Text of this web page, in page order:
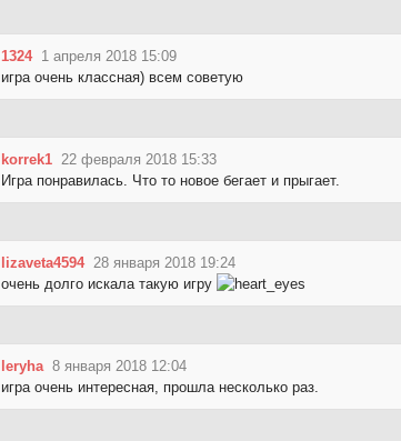
1324 1 апреля 2018 15:09
игра очень классная) всем советую
korrek1 22 февраля 2018 15:33
Игра понравилась. Что то новое бегает и прыгает.
lizaveta4594 28 января 2018 19:24
очень долго искала такую игру
leryha 8 января 2018 12:04
игра очень интересная, прошла несколько раз.